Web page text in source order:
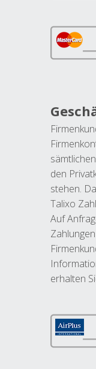
den
stehen.
Talixo
Auf
erhalten